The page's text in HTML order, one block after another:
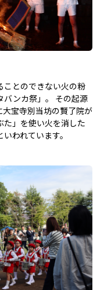
ことのできない火の粉
バンカ祭」。 その起源
宝寺別当坊の賢了院が
た」を使い火を消した
われています。